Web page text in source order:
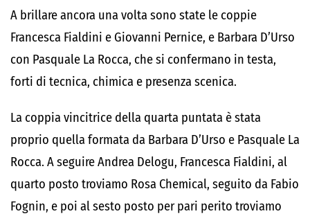
A brillare ancora una volta sono state le coppie
Francesca Fialdini e Giovanni Pernice, e Barbara D’Urso
con Pasquale La Rocca, che si confermano in testa,
forti di tecnica, chimica e presenza scenica.
La coppia vincitrice della quarta puntata è stata
proprio quella formata da Barbara D’Urso e Pasquale La
Rocca. A seguire Andrea Delogu, Francesca Fialdini, al
quarto posto troviamo Rosa Chemical, seguito da Fabio
Fognin, e poi al sesto posto per pari perito troviamo